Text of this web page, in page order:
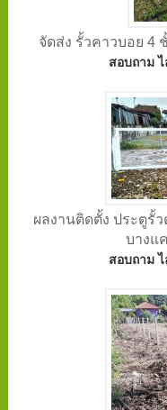
จัดส่ง รั้วคาวบอย 4
สอบถาม
ผลงานติดตั้ง ประตูรั้
บางแ
สอบถาม